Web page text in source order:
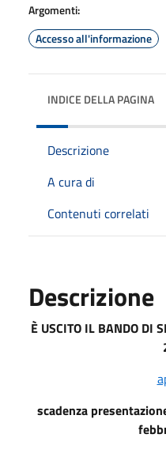
Argomenti:
Accesso all'informazione
INDICE DELLA PAGINA
Descrizione
A cura di
Contenuti correlati
Descrizione
È USCITO IL BANDO DI
scadenza